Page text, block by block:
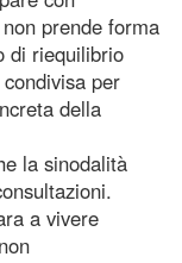
prende forma
di riequilibrio
per
della
la sinodalità
a vivere